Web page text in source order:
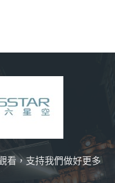
看，支持我們做好更多